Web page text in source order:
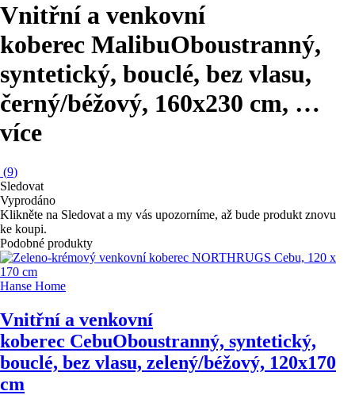
Vnitřní a venkovní
koberec MalibuOboustranný,
syntetický, bouclé, bez vlasu,
černý/béžový, 160x230 cm, …
více
(9)
Sledovat
Vyprodáno
Klikněte na Sledovat a my vás upozorníme, až bude produkt znovu
ke koupi.
Podobné produkty
Hanse Home
Vnitřní a venkovní
koberec CebuOboustranný, syntetický,
bouclé, bez vlasu, zelený/béžový, 120x170
cm